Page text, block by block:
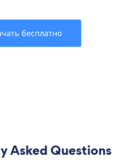
бесплатно
Asked Questions